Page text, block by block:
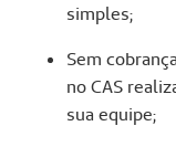
simples;
Sem
no CAS
sua equipe;